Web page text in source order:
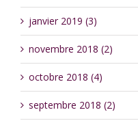
janvier 2019 (3)
novembre 2018 (2)
octobre 2018 (4)
septembre 2018 (2)